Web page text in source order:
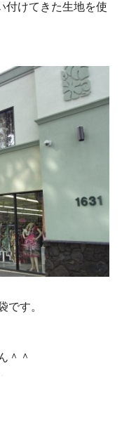
付けてきた生地を使
です。
＾＾